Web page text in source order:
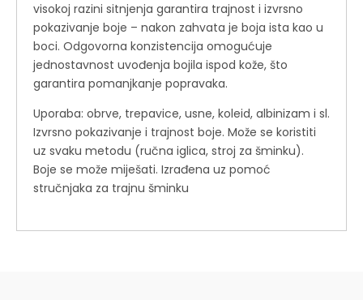
visokoj razini sitnjenja garantira trajnost i izvrsno
pokazivanje boje – nakon zahvata je boja ista kao u
boci. Odgovorna konzistencija omogućuje
jednostavnost uvođenja bojila ispod kože, što
garantira pomanjkanje popravaka.
Uporaba: obrve, trepavice, usne, koleid, albinizam i sl.
Izvrsno pokazivanje i trajnost boje. Može se koristiti
uz svaku metodu (ručna iglica, stroj za šminku).
Boje se može miješati. Izrađena uz pomoć
stručnjaka za trajnu šminku